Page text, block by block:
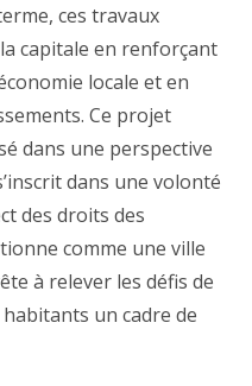
ces travaux
capitale en renforçant
locale et en
Ce projet
dans une perspective
dans une volonté
des droits des
comme une ville
à relever les défis de
un cadre de